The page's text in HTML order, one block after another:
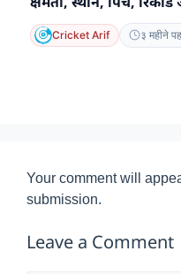
Cricket Arif ३ महीने
Your comment will
submission.
Leave a Comment